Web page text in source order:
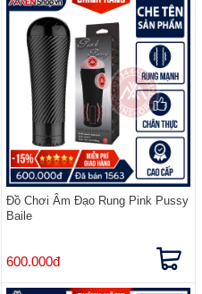
Đồ Chơi Âm Đạo Rung Pink Pussy
Baile
600.000đ